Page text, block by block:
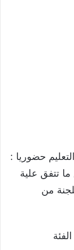
حضوريا :
تتفق علية
من